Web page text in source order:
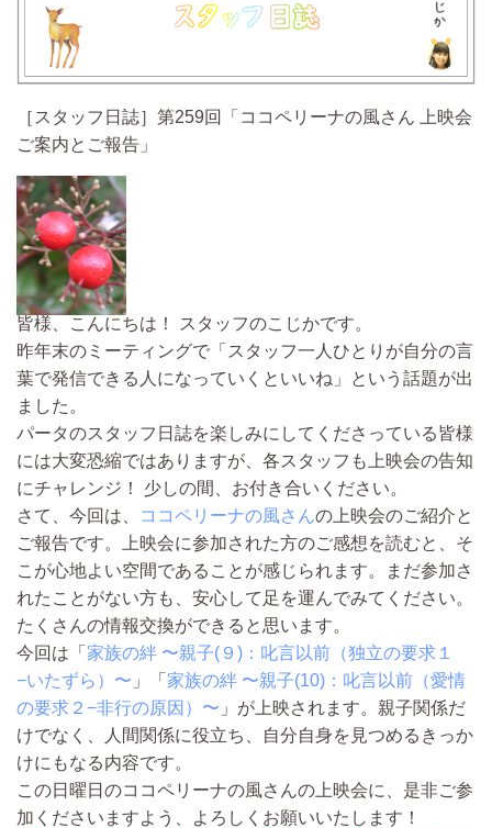
［スタッフ日誌］第259回「ココペリーナの風さん 上映会
ご案内とご報告」
皆様、こんにちは！ スタッフのこじかです。
昨年末のミーティングで「スタッフ一人ひとりが自分の言
葉で発信できる人になっていくといいね」という話題が出
ました。
パータのスタッフ日誌を楽しみにしてくださっている皆様
には大変恐縮ではありますが、各スタッフも上映会の告知
にチャレンジ！ 少しの間、お付き合いください。
さて、今回は、
ココペリーナの風さんの上映会のご紹介と
ご報告です。上映会に参加された方のご感想を読むと、そ
こが心地よい空間であることが感じられます。まだ参加さ
れたことがない方も、安心して足を運んでみてください。
たくさんの情報交換ができると思います。
今回は「 家族の絆 〜親子(９)：叱言以前（独立の要求１
−いたずら）〜 」「 家族の絆 〜親子(10)：叱言以前（愛情
の要求２−非行の原因）〜 」が上映されます。親子関係だ
けでなく、人間関係に役立ち、自分自身を見つめるきっか
けにもなる内容です。
この日曜日のココペリーナの風さんの上映会に、是非ご参
加くださいますよう、よろしくお願いいたします！